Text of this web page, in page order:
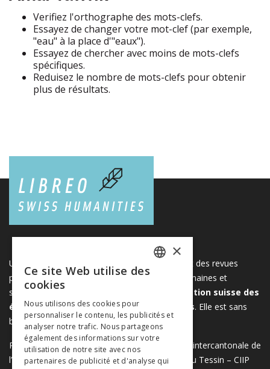
Verifiez l'orthographe des mots-clefs.
Essayez de changer votre mot-clef (par exemple,
"eau" à la place d'"eaux").
Essayez de chercher avec moins de mots-clefs
spécifiques.
Reduisez le nombre de mots-clefs pour obtenir
plus de résultats.
Une plateforme unique regroupant des livres et des revues
publiés par les éditeurs suisses de sciences humaines et
sociales. Libreo.ch est la propriété de l'
Association suisse des
éditeurs de sciences sociales et humaines. Elle est sans
but lucratif.www.editeurssuisses.ch
Projet réalisé avec le soutien de la Conférence intercantonale de
l’instruction publique de la Suisse romande et du Tessin – CIIP
ITALIAN
×
Ce site Web utilise des
cookies
Nous utilisons des cookies pour
personnaliser le contenu, les publicités et
analyser notre trafic. Nous partageons
également des informations sur votre
utilisation de notre site avec nos
partenaires de publicité et d'analyse qui